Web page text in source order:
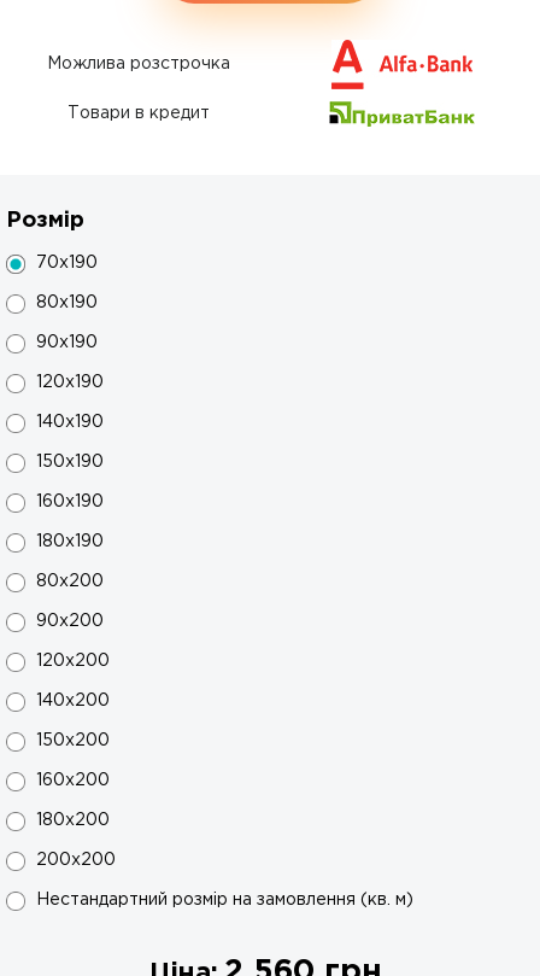
Можлива розстрочка
Товари в кредит
Розмір
70x190
80x190
90x190
120x190
140x190
150x190
160x190
180x190
80x200
90x200
120x200
140x200
150x200
160x200
180x200
200х200
Нестандартний розмір на замовлення (кв. м)